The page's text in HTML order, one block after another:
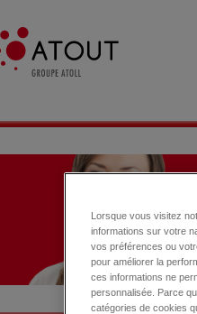
Lorsque vous visitez
informations sur votre
vos préférences ou
pour améliorer la
ces informations ne
personnalisée. Parce
catégories de cookies